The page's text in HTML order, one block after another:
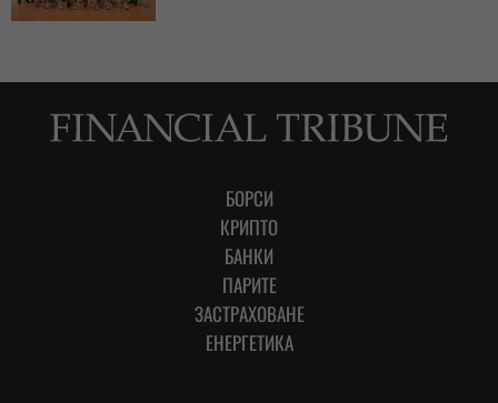
БОРСИ
КРИПТО
БАНКИ
ПАРИТЕ
ЗАСТРАХОВАНЕ
ЕНЕРГЕТИКА